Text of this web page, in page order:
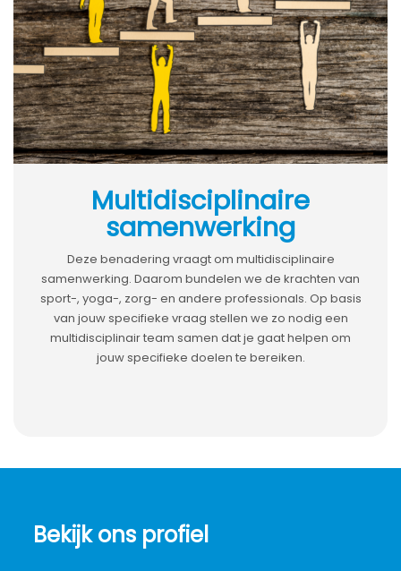
Multidisciplinaire
samenwerking
Deze benadering vraagt om multidisciplinaire
samenwerking. Daarom bundelen we de krachten van
sport-, yoga-, zorg- en andere professionals. Op basis
van jouw specifieke vraag stellen we zo nodig een
multidisciplinair team samen dat je gaat helpen om
jouw specifieke doelen te bereiken.
Bekijk ons profiel